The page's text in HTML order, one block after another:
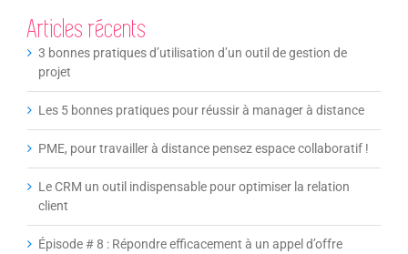
Articles récents
3 bonnes pratiques d’utilisation d’un outil de gestion de
projet
Les 5 bonnes pratiques pour réussir à manager à distance
PME, pour travailler à distance pensez espace collaboratif !
Le CRM un outil indispensable pour optimiser la relation
client
Épisode # 8 : Répondre efficacement à un appel d’offre